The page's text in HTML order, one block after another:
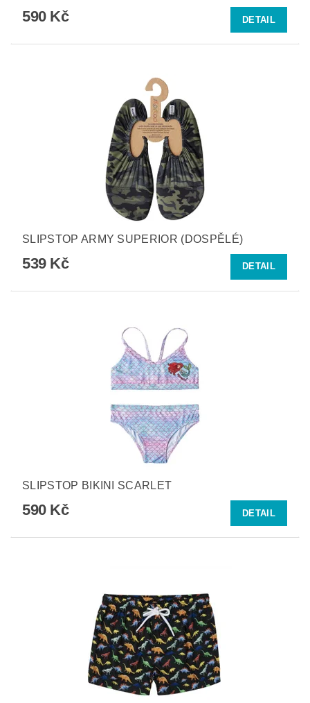
590 Kč DETAIL
SLIPSTOP ARMY SUPERIOR (DOSPĚLÉ)
539 Kč DETAIL
SLIPSTOP BIKINI SCARLET
590 Kč DETAIL